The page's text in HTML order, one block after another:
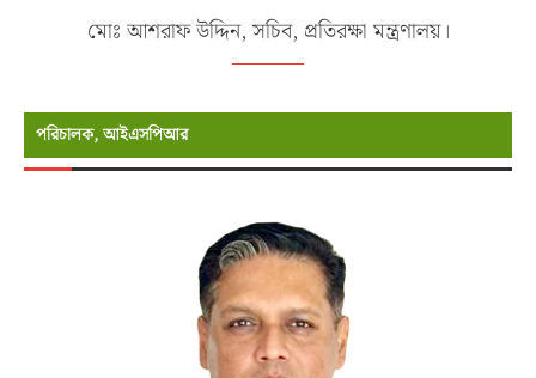
মোঃ আশরাফ উদ্দিন, সচিব, প্রতিরক্ষা মন্ত্রণালয়।
পরিচালক, আইএসপিআর